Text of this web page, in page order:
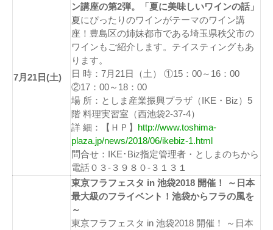
7月21日(土)
ン講座の第2弾。「夏に美味しいワインの話」
夏にぴったりのワインがテーマのワイン講
座！豊島区の姉妹都市である埼玉県秩父市の
ワインもご紹介します。テイスティングもあ
ります。
日 時：7月21日（土） ①15：00～16：00
②17：00～18：00
場 所：としま産業振興プラザ（IKE・Biz）5
階 料理実習室（西池袋2-37-4）
詳 細：【ＨＰ】 http://www.toshima-
plaza.jp/news/2018/06/ikebiz-1.html
問合せ：IKE･Biz指定管理者・としまのちから
電話０３-３９８０-３１３１
東京フラフェスタ in 池袋2018 開催！ ～日本
最大級のフライベント！池袋からフラの風を
～
東京フラフェスタ in 池袋2018 開催！ ～日本